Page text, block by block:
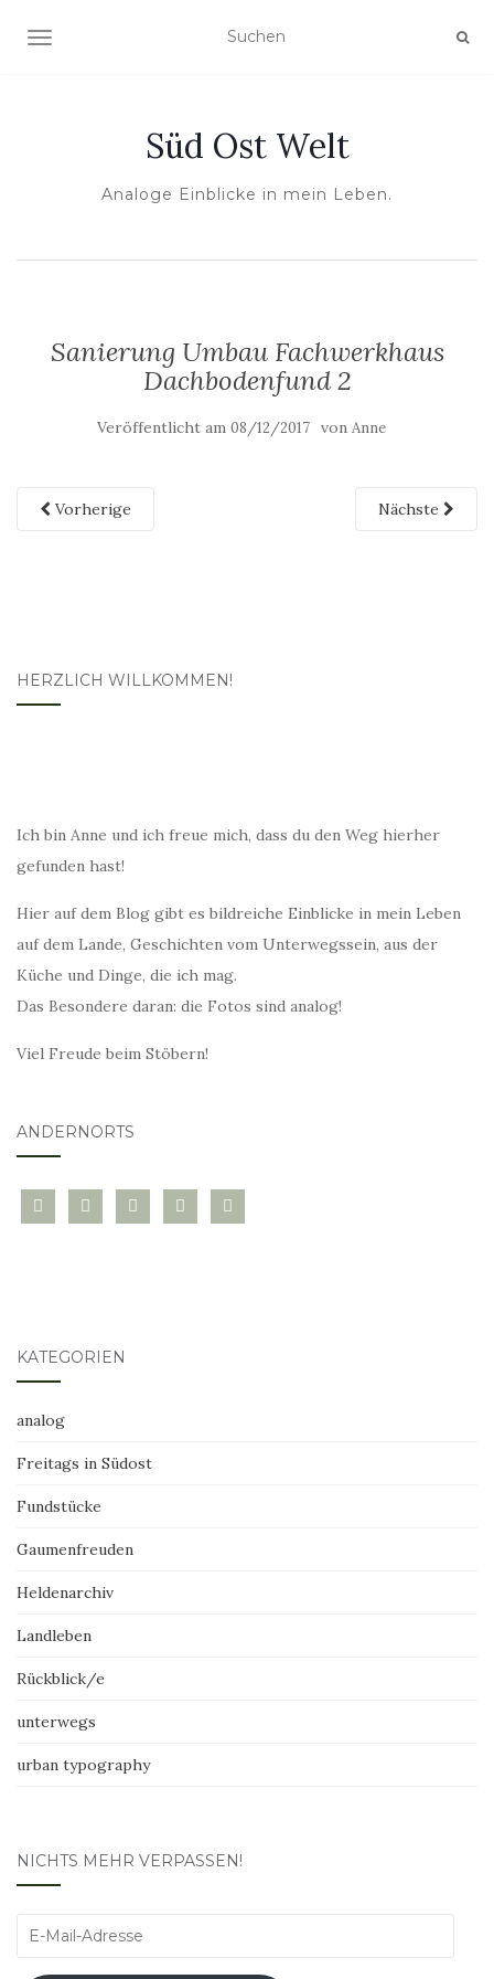
NAVIGATION UMSCHALTEN
Süd Ost Welt
Analoge Einblicke in mein Leben.
Sanierung Umbau Fachwerkhaus
Dachbodenfund 2
Veröffentlicht am 08/12/2017 von Anne
Vorherige Nächste
HERZLICH WILLKOMMEN!
Ich bin Anne und ich freue mich, dass du den Weg hierher
gefunden hast!
Hier auf dem Blog gibt es bildreiche Einblicke in mein Leben
auf dem Lande, Geschichten vom Unterwegssein, aus der
Küche und Dinge, die ich mag.
Das Besondere daran: die Fotos sind analog!
Viel Freude beim Stöbern!
ANDERNORTS
bloglovininstagramtwitter pinterest
mail
KATEGORIEN
analog
Freitags in Südost
Fundstücke
Gaumenfreuden
Heldenarchiv
Landleben
Rückblick/e
unterwegs
urban typography
NICHTS MEHR VERPASSEN!
E-